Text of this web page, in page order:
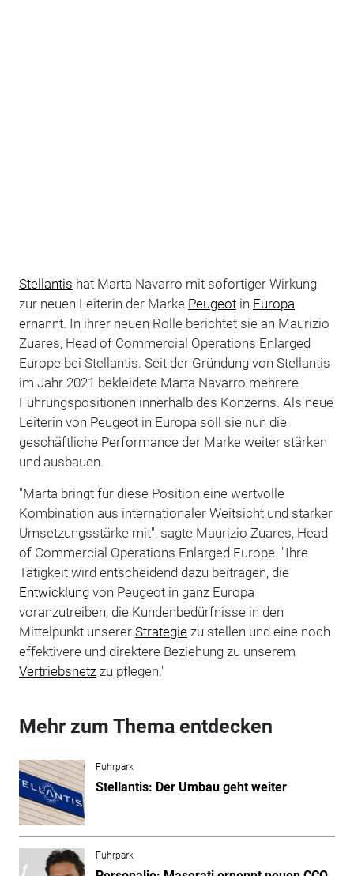
Stellantis hat Marta Navarro mit sofortiger Wirkung
zur neuen Leiterin der Marke Peugeotin Europa
ernannt. In ihrer neuen Rolle berichtet sie an Maurizio
Zuares, Head of Commercial Operations Enlarged
Europe bei Stellantis. Seit der Gründung von Stellantis
im Jahr 2021 bekleidete Marta Navarro mehrere
Führungspositionen innerhalb des Konzerns. Als neue
Leiterin von Peugeot in Europa soll sie nun die
geschäftliche Performance der Marke weiter stärken
und ausbauen.
"Marta bringt für diese Position eine wertvolle
Kombination aus internationaler Weitsicht und starker
Umsetzungsstärke mit", sagte Maurizio Zuares, Head
of Commercial Operations Enlarged Europe. "Ihre
Tätigkeit wird entscheidend dazu beitragen, die
Entwicklungvon Peugeot in ganz Europa
voranzutreiben, die Kundenbedürfnisse in den
Mittelpunkt unserer Strategiezu stellen und eine noch
effektivere und direktere Beziehung zu unserem
Vertriebsnetzzu pflegen."
Mehr zum Thema entdecken
Fuhrpark
Stellantis: Der Umbau geht weiter
Fuhrpark